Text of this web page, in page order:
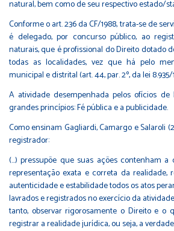
natural, bem como de seu respectivo estado/
Conforme o art. 236 da CF/1988, trata-se de
é delegado, por concurso público, ao
naturais, que é profissional do Direito dotado
todas as localidades, vez que há pelo
municipal e distrital (art. 44, par. 2º, da lei 8.935/
A atividade desempenhada pelos ofícios de
grandes princípios: Fé pública e a publicidade.
Como ensinam Gagliardi, Camargo e Salaroli
registrador:
(...) pressupõe que suas ações contenham
representação exata e correta da realidade,
autenticidade e estabilidade todos os atos
lavrados e registrados no exercício da
tanto, observar rigorosamente o Direito e o
registrar a realidade jurídica, ou seja, a